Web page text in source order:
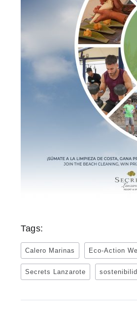
Tags:
Calero Marinas Eco-Action
Secrets Lanzarote